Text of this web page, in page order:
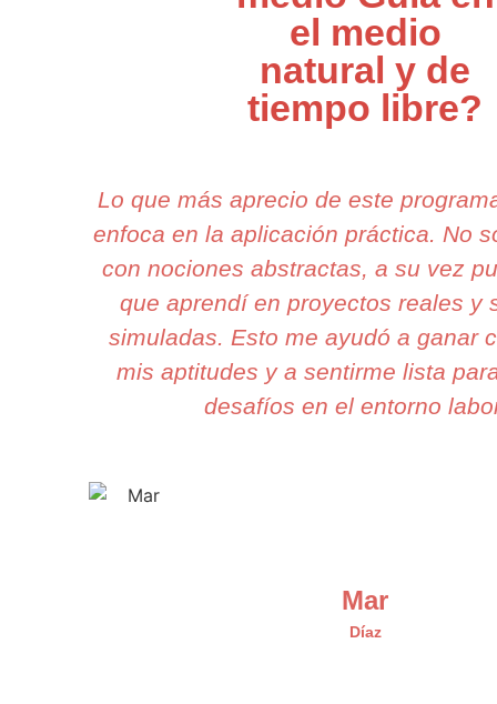
el medio
natural y de
tiempo libre?
Lo que más aprecio de este
enfoca en la aplicación práctica. No
con nociones abstractas, a su vez
que aprendí en proyectos reales y
simuladas. Esto me ayudó a ganar
mis aptitudes y a sentirme lista
desafíos en el entorno
Mar
Díaz